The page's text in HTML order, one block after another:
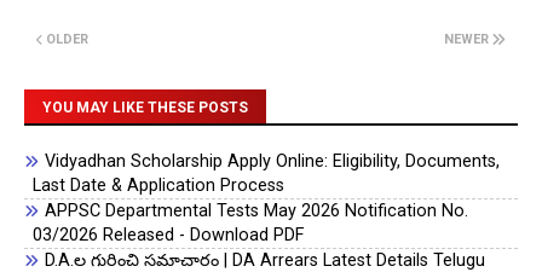
NEWER
OLDER
YOU MAY LIKE THESE POSTS
Vidyadhan Scholarship Apply Online: Eligibility, Documents,
Last Date & Application Process
APPSC Departmental Tests May 2026 Notification No.
03/2026 Released - Download PDF
D.A.ల గురించి సమాచారం | DA Arrears Latest Details Telugu